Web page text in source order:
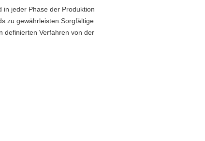
in jeder Phase der Produktion
zu gewährleisten.Sorgfältige
definierten Verfahren von der